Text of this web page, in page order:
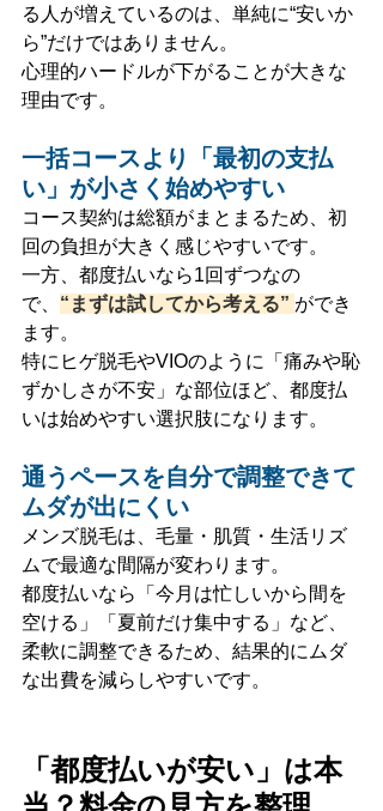
る人が増えているのは、単純に“安いか
ら”だけではありません。
心理的ハードルが下がることが大きな
理由です。
一括コースより「最初の支払
い」が小さく始めやすい
コース契約は総額がまとまるため、初
回の負担が大きく感じやすいです。
一方、都度払いなら1回ずつなの
で、 “まずは試してから考える” ができ
ます。
特にヒゲ脱毛やVIOのように「痛みや恥
ずかしさが不安」な部位ほど、都度払
いは始めやすい選択肢になります。
通うペースを自分で調整できて
ムダが出にくい
メンズ脱毛は、毛量・肌質・生活リズ
ムで最適な間隔が変わります。
都度払いなら「今月は忙しいから間を
空ける」「夏前だけ集中する」など、
柔軟に調整できるため、結果的にムダ
な出費を減らしやすいです。
「都度払いが安い」は本